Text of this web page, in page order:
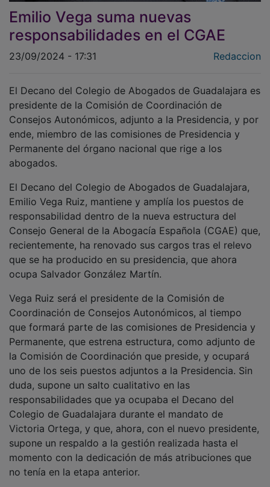
responsabilidades en el CGAE
23/09/2024 - 17:31 Redaccion
presidente de la Comisión de Coordinación de
Consejos Autonómicos, adjunto a la Presidencia, y por
ende, miembro de las comisiones de Presidencia y
Permanente del órgano nacional que rige a los
abogados.
El Decano del Colegio de Abogados de Guadalajara,
Emilio Vega Ruiz, mantiene y amplía los puestos de
responsabilidad dentro de la nueva estructura del
Consejo General de la Abogacía Española (CGAE) que,
recientemente, ha renovado sus cargos tras el relevo
que se ha producido en su presidencia, que ahora
ocupa Salvador González Martín.
Vega Ruiz será el presidente de la Comisión de
Coordinación de Consejos Autonómicos, al tiempo
que formará parte de las comisiones de Presidencia y
Permanente, que estrena estructura, como adjunto de
la Comisión de Coordinación que preside, y ocupará
uno de los seis puestos adjuntos a la Presidencia. Sin
duda, supone un salto cualitativo en las
responsabilidades que ya ocupaba el Decano del
Colegio de Guadalajara durante el mandato de
Victoria Ortega, y que, ahora, con el nuevo presidente,
supone un respaldo a la gestión realizada hasta el
momento con la dedicación de más atribuciones que
no tenía en la etapa anterior.